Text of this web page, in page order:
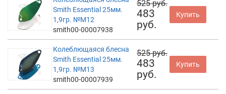
Smith Essential 25мм.
1,9гр. №M12
smith00-00007938
525 руб.
483
руб.
Купить
Колеблющаяся блесна
Smith Essential 25мм.
1,9гр. №M13
smith00-00007939
525 руб.
483
руб.
Купить